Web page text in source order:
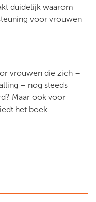
duidelijk waarom
voor vrouwen
vrouwen die zich –
– nog steeds
Maar ook voor
het boek